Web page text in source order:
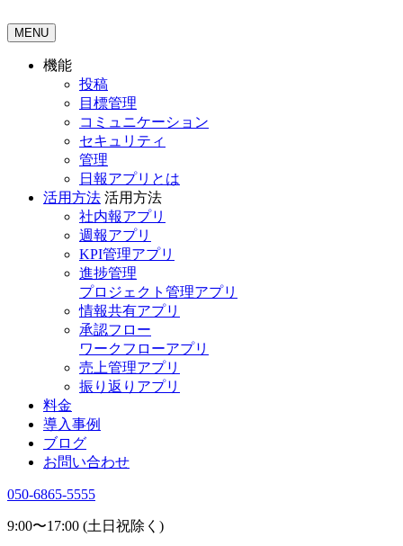
MENU
機能
投稿
目標管理
コミュニケーション
セキュリティ
管理
日報アプリとは
活用方法 活用方法
社内報アプリ
週報アプリ
KPI管理アプリ
進捗管理
プロジェクト管理アプリ
情報共有アプリ
承認フロー
ワークフローアプリ
売上管理アプリ
振り返りアプリ
料金
導入事例
ブログ
お問い合わせ
050-6865-5555
9:00〜17:00 (土日祝除く)